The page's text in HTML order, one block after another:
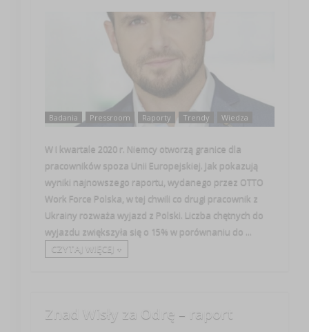
Badania Pressroom Raporty Trendy Wiedza
W I kwartale 2020 r. Niemcy otworzą granice dla
pracowników spoza Unii Europejskiej. Jak pokazują
wyniki najnowszego raportu, wydanego przez OTTO
Work Force Polska, w tej chwili co drugi pracownik z
Ukrainy rozważa wyjazd z Polski. Liczba chętnych do
wyjazdu zwiększyła się o 15% w porównaniu do ...
CZYTAJ WIĘCEJ +
Znad Wisły za Odrę – raport